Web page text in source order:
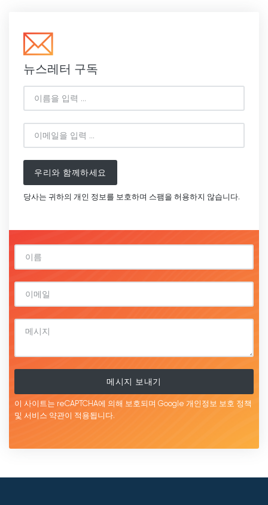
뉴스레터 구독
우리와 함께하세요
당사는 귀하의 개인 정보를 보호하며 스팸을 허용하지 않습니다.
메시지 보내기
이 사이트는 reCAPTCHA에 의해 보호되며 Google 개인정보 보호 정책
및 서비스 약관이 적용됩니다.